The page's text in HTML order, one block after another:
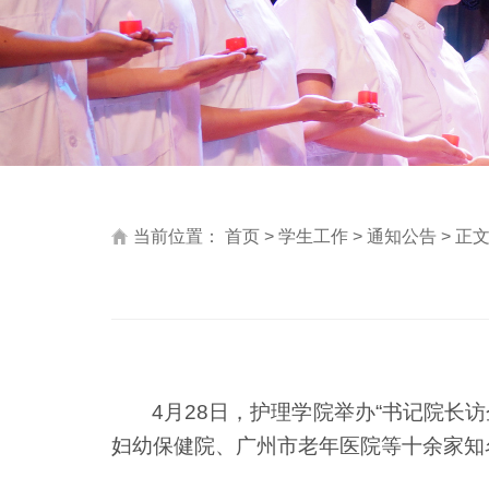
当前位置： 首页 > 学生工作 > 通知公告 > 正文
4 月 28 日，护理学院举办“书记院长
妇幼保健院、广州市老年医院等十余家